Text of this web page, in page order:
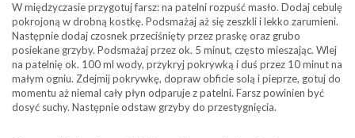
W międzyczasie przygotuj farsz: na patelni rozpuść masło. Dodaj cebulę
pokrojoną w drobną kostkę. Podsmażaj aż się zeszkli i lekko zarumieni.
Następnie dodaj czosnek przeciśnięty przez praskę oraz grubo
posiekane grzyby. Podsmażaj przez ok. 5 minut, często mieszając. Wlej
na patelnię ok. 100 ml wody, przykryj pokrywką i duś przez 10 minut na
małym ogniu. Zdejmij pokrywkę, dopraw obficie solą i pieprze, gotuj do
momentu aż niemal cały płyn odparuje z patelni. Farsz powinien być
dosyć suchy. Następnie odstaw grzyby do przestygnięcia.